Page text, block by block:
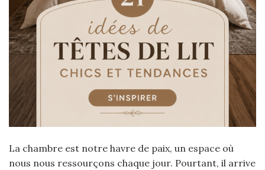
La chambre est notre havre de paix, un espace où
nous nous ressourçons chaque jour. Pourtant, il arrive